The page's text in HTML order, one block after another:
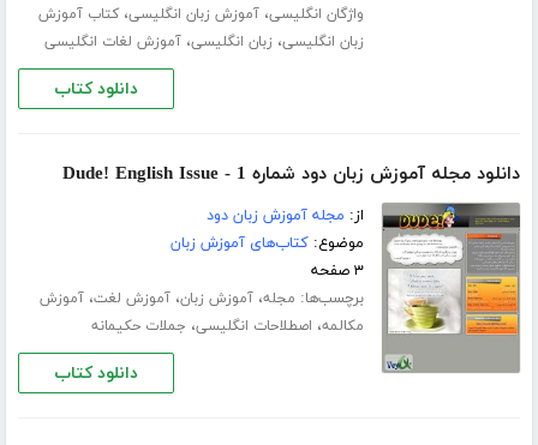
واژگان انگلیسی،آموزش زبان انگلیسی،کتاب آموزش
زبان انگلیسی، زبان انگلیسی،آموزش لغات انگلیسی
دانلود کتاب
دانلود مجله آموزش زبان دود شماره 1 - Dude! English Issue
از: مجله آموزش زبان دود
موضوع:کتاب‌های آموزش زبان
۳ صفحه
برچسب‌ها: مجله،آموزش زبان،آموزش لغت،آموزش
مکالمه، اصطلاحات انگلیسی، جملات حکیمانه
دانلود کتاب